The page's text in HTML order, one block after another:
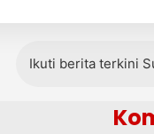
Ikuti berita terkini